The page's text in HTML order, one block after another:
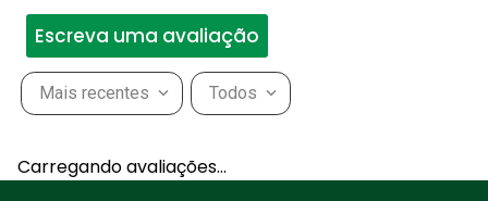
Escreva uma avaliação
Mais recentes Todos
Carregando avaliações…